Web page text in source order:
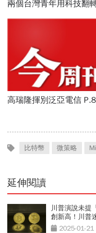
比特幣 微策略
延伸閱讀
川普演說未提
創新高！川普
2025-01-21